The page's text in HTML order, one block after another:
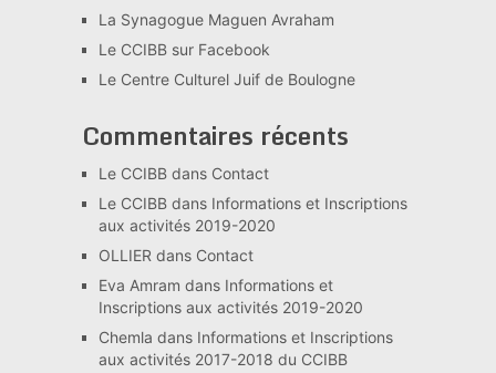
La Synagogue Maguen Avraham
Le CCIBB sur Facebook
Le Centre Culturel Juif de Boulogne
Commentaires récents
Le CCIBBdans Contact
Le CCIBBdans Informations et Inscriptions
aux activités 2019-2020
OLLIER dans Contact
Eva Amram dans Informations et
Inscriptions aux activités 2019-2020
Chemla dans Informations et Inscriptions
aux activités 2017-2018 du CCIBB